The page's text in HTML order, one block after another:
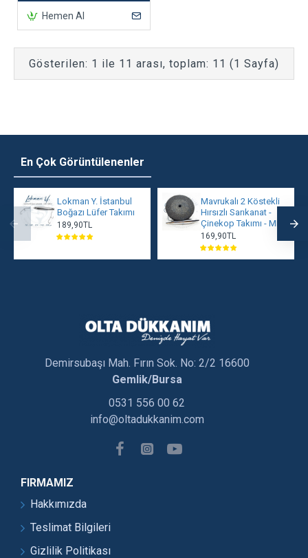
Hemen Al
Gösterilen: 1 ile 11 arası, toplam: 11 (1 Sayfa)
En Çok Görüntülenenler
Lokman Y. İstanbul
Boğazı Lüfer Takımı
189,90TL
Mavrukalı 2 Köstekli
Hırsızlı Sarıkanat -
Çinekop Takımı - MRT
169,90TL
Demirsubaşı Mah. Fırın Sok. No: 2/2 16600
Gemlik/Bursa
0531 556 00 62
info@oltadukkanim.com
FIRMAMIZ
Hakkımızda
Teslimat Bilgileri
Gizlilik Politikası